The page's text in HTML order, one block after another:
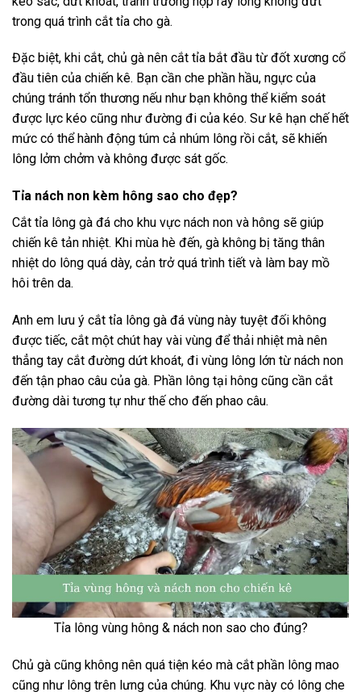
trong quá trình cắt tỉa cho gà.
Đặc biệt, khi cắt, chủ gà nên cắt tỉa bắt đầu từ đốt xương cổ
đầu tiên của chiến kê. Bạn cần che phần hầu, ngực của
chúng tránh tổn thương nếu như bạn không thể kiểm soát
được lực kéo cũng như đường đi của kéo. Sư kê hạn chế hết
mức có thể hành động túm cả nhúm lông rồi cắt, sẽ khiến
lông lởm chởm và không được sát gốc.
Tỉa nách non kèm hông sao cho đẹp?
Cắt tỉa lông gà đá cho khu vực nách non và hông sẽ giúp
chiến kê tản nhiệt. Khi mùa hè đến, gà không bị tăng thân
nhiệt do lông quá dày, cản trở quá trình tiết và làm bay mồ
hôi trên da.
Anh em lưu ý cắt tỉa lông gà đá vùng này tuyệt đối không
được tiếc, cắt một chút hay vài vùng để thải nhiệt mà nên
thẳng tay cắt đường dứt khoát, đi vùng lông lớn từ nách non
đến tận phao câu của gà. Phần lông tại hông cũng cần cắt
đường dài tương tự như thế cho đến phao câu.
Tỉa lông vùng hông & nách non sao cho đúng?
Chủ gà cũng không nên quá tiện kéo mà cắt phần lông mao
cũng như lông trên lưng của chúng. Khu vực này có lông che